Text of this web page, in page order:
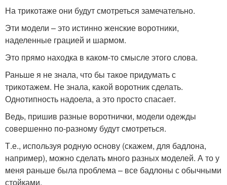
На трикотаже они будут смотреться замечательно.
Эти модели – это истинно женские воротники,
наделенные грацией и шармом.
Это прямо находка в каком-то смысле этого слова.
Раньше я не знала, что бы такое придумать с
трикотажем. Не знала, какой воротник сделать.
Однотипность надоела, а это просто спасает.
Ведь, пришив разные воротнички, модели одежды
совершенно по-разному будут смотреться.
Т.е., используя родную основу (скажем, для бадлона,
например), можно сделать много разных моделей. А то у
меня раньше была проблема – все бадлоны с обычными
стойками.